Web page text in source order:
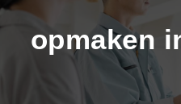
opmaken